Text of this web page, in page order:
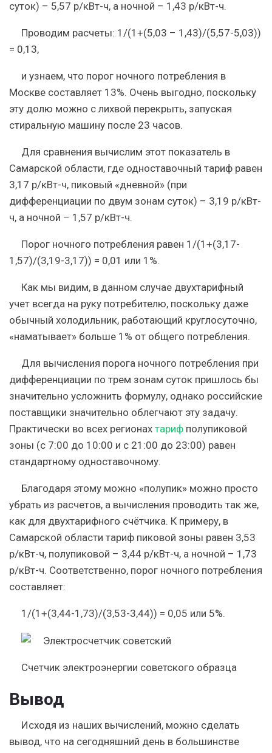
суток) – 5,57 р/кВт-ч, а ночной – 1,43 р/кВт-ч.
Проводим расчеты: 1/(1+(5,03 – 1,43)/(5,57-5,03))
= 0,13,
и узнаем, что порог ночного потребления в
Москве составляет 13%. Очень выгодно, поскольку
эту долю можно с лихвой перекрыть, запуская
стиральную машину после 23 часов.
Для сравнения вычислим этот показатель в
Самарской области, где одноставочный тариф равен
3,17 р/кВт-ч, пиковый «дневной» (при
дифференциации по двум зонам суток) – 3,19 р/кВт-
ч, а ночной – 1,57 р/кВт-ч.
Порог ночного потребления равен 1/(1+(3,17-
1,57)/(3,19-3,17)) = 0,01 или 1%.
Как мы видим, в данном случае двухтарифный
учет всегда на руку потребителю, поскольку даже
обычный холодильник, работающий круглосуточно,
«наматывает» больше 1% от общего потребления.
Для вычисления порога ночного потребления при
дифференциации по трем зонам суток пришлось бы
значительно усложнить формулу, однако российские
поставщики значительно облегчают эту задачу.
Практически во всех регионах тариф полупиковой
зоны (с 7:00 до 10:00 и с 21:00 до 23:00) равен
стандартному одноставочному.
Благодаря этому можно «полупик» можно просто
убрать из расчетов, а вычисления проводить так же,
как для двухтарифного счётчика. К примеру, в
Самарской области тариф пиковой зоны равен 3,53
р/кВт-ч, полупиковой – 3,44 р/кВт-ч, а ночной – 1,73
р/кВт-ч. Соответственно, порог ночного потребления
составляет:
1/(1+(3,44-1,73)/(3,53-3,44)) = 0,05 или 5%.
Счетчик электроэнергии советского образца
Вывод
Исходя из наших вычислений, можно сделать
вывод, что на сегодняшний день в большинстве